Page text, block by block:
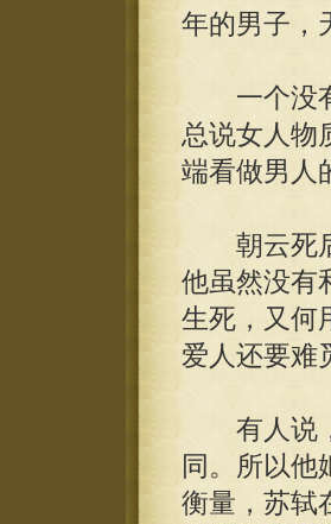
年的男子，
一个没有
总说女人物
端看做男人
朝云死后
他虽然没有
生死，又何
爱人还要难
有人说，
同。所以他
衡量，苏轼